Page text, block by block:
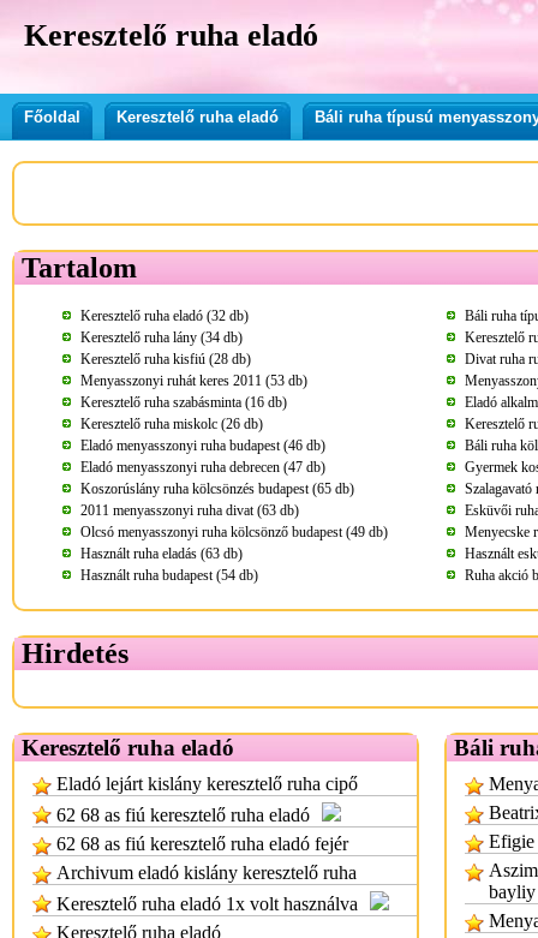
Keresztelő ruha eladó
Főoldal Keresztelő ruha eladó Báli ruha típusú
Tartalom
Keresztelő ruha eladó (32 db)
Báli ruha
Keresztelő ruha lány (34 db)
Keresztelő
Keresztelő ruha kisfiú (28 db)
Divat ruha
Menyasszonyi ruhát keres 2011 (53 db)
Keresztelő ruha szabásminta (16 db)
Eladó
Keresztelő ruha miskolc (26 db)
Keresztelő
Eladó menyasszonyi ruha budapest (46 db)
Báli ruha
Eladó menyasszonyi ruha debrecen (47 db)
Gyermek
Koszorúslány ruha kölcsönzés budapest (65 db)
Szalagavató
2011 menyasszonyi ruha divat (63 db)
Esküvői
Olcsó menyasszonyi ruha kölcsönző budapest (49 db)
Menyecske
Használt ruha eladás (63 db)
Használt
Használt ruha budapest (54 db)
Ruha akció
Hirdetés
Keresztelő ruha eladó
Eladó lejárt kislány keresztelő ruha cipő
62 68 as fiú keresztelő ruha eladó
62 68 as fiú keresztelő ruha eladó fejér
Archivum eladó kislány keresztelő ruha
Keresztelő ruha eladó 1x volt használva
Keresztelő ruha eladó
Báli
Efigie
bayliy